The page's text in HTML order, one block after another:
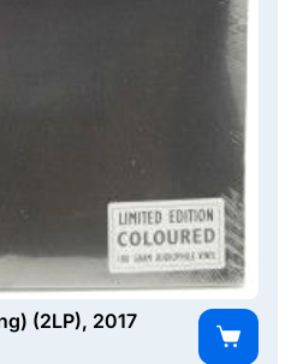
(2LP), 2017